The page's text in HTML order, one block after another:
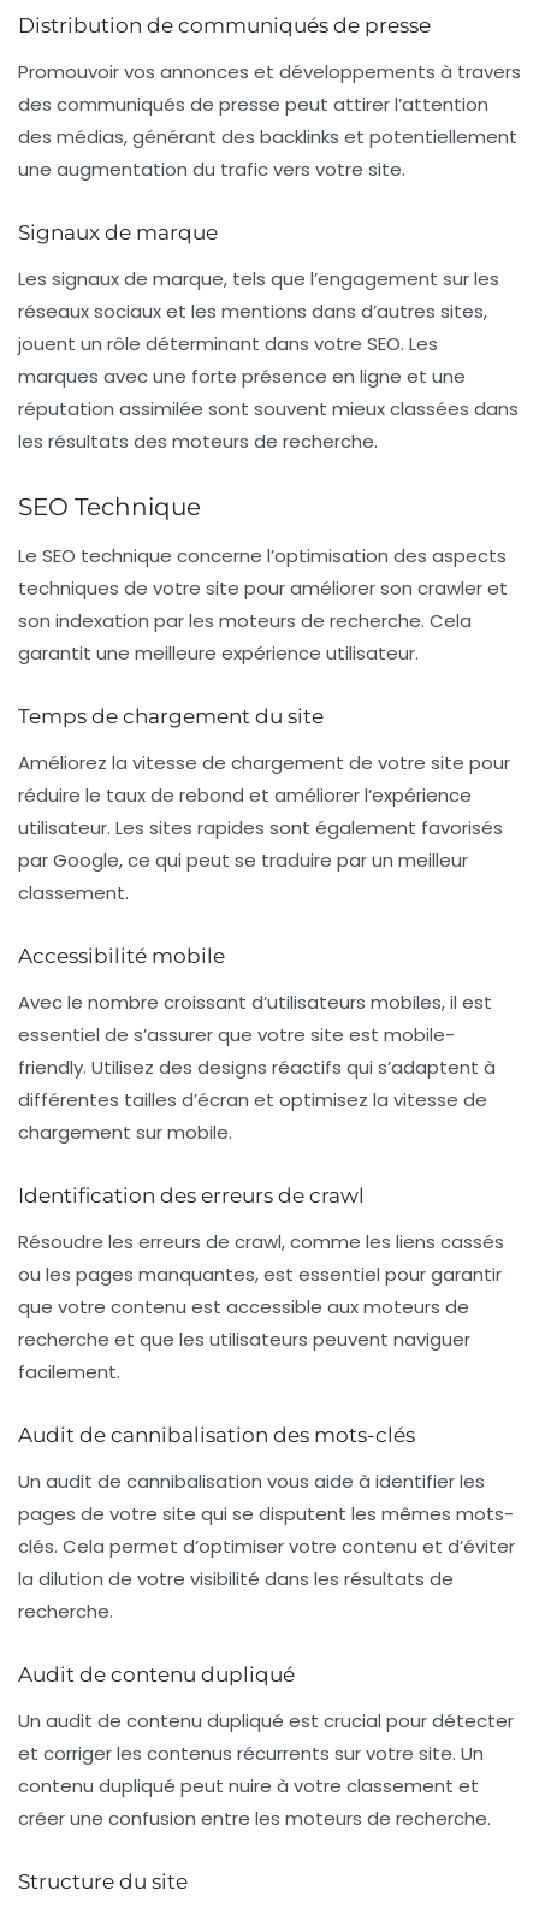
Distribution de communiqués de presse
Promouvoir vos annonces et développements à travers
des communiqués de presse peut attirer l’attention
des médias, générant des backlinks et potentiellement
une augmentation du trafic vers votre site.
Signaux de marque
Les signaux de marque, tels que l’engagement sur les
réseaux sociaux et les mentions dans d’autres sites,
jouent un rôle déterminant dans votre SEO. Les
marques avec une forte présence en ligne et une
réputation assimilée sont souvent mieux classées dans
les résultats des moteurs de recherche.
SEO Technique
Le SEO technique concerne l’optimisation des aspects
techniques de votre site pour améliorer son crawler et
son indexation par les moteurs de recherche. Cela
garantit une meilleure expérience utilisateur.
Temps de chargement du site
Améliorez la vitesse de chargement de votre site pour
réduire le taux de rebond et améliorer l’expérience
utilisateur. Les sites rapides sont également favorisés
par Google, ce qui peut se traduire par un meilleur
classement.
Accessibilité mobile
Avec le nombre croissant d’utilisateurs mobiles, il est
essentiel de s’assurer que votre site est mobile-
friendly. Utilisez des designs réactifs qui s’adaptent à
différentes tailles d’écran et optimisez la vitesse de
chargement sur mobile.
Identification des erreurs de crawl
Résoudre les erreurs de crawl, comme les liens cassés
ou les pages manquantes, est essentiel pour garantir
que votre contenu est accessible aux moteurs de
recherche et que les utilisateurs peuvent naviguer
facilement.
Audit de cannibalisation des mots-clés
Un audit de cannibalisation vous aide à identifier les
pages de votre site qui se disputent les mêmes mots-
clés. Cela permet d’optimiser votre contenu et d’éviter
la dilution de votre visibilité dans les résultats de
recherche.
Audit de contenu dupliqué
Un audit de contenu dupliqué est crucial pour détecter
et corriger les contenus récurrents sur votre site. Un
contenu dupliqué peut nuire à votre classement et
créer une confusion entre les moteurs de recherche.
Structure du site